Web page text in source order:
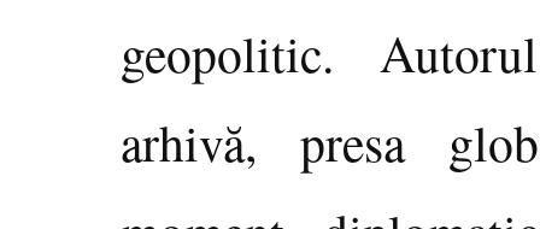
geopolitic.
arhivă, presa